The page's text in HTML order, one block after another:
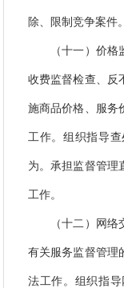
除、限制竞争案件。
（十一）价格监
收费监督检查、反
施商品价格、服务
工作。组织指导
为。承担监督管理
工作。
（十二）网络交
有关服务监督管理
法工作。组织指